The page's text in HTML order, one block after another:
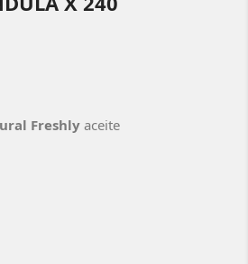
Freshly aceite